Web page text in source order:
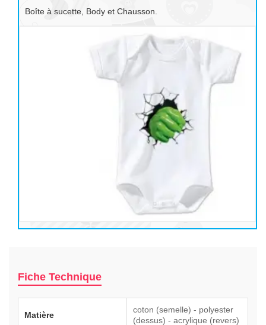
Boîte à sucette, Body et Chausson.
Fiche Technique
Matière
coton (semelle) - polyester
(dessus) - acrylique (revers)